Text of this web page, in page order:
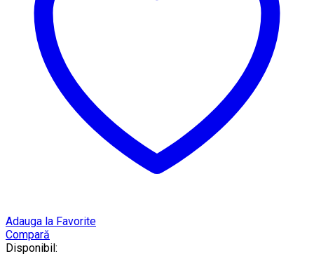
Adauga la Favorite
Compară
Disponibil: